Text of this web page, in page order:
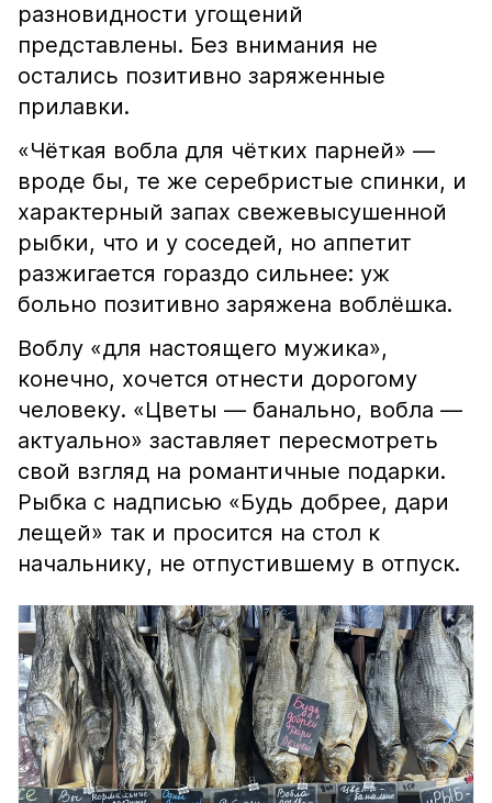
разновидности угощений
представлены. Без внимания не
остались позитивно заряженные
прилавки.
«Чёткая вобла для чётких парней» —
вроде бы, те же серебристые спинки, и
характерный запах свежевысушенной
рыбки, что и у соседей, но аппетит
разжигается гораздо сильнее: уж
больно позитивно заряжена воблёшка.
Воблу «для настоящего мужика»,
конечно, хочется отнести дорогому
человеку. «Цветы — банально, вобла —
актуально» заставляет пересмотреть
свой взгляд на романтичные подарки.
Рыбка с надписью «Будь добрее, дари
лещей» так и просится на стол к
начальнику, не отпустившему в отпуск.